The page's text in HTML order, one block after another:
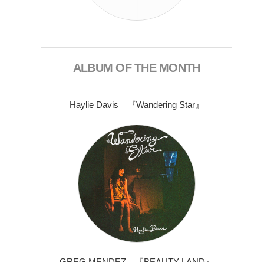
ALBUM OF THE MONTH
Haylie Davis 『Wandering Star』